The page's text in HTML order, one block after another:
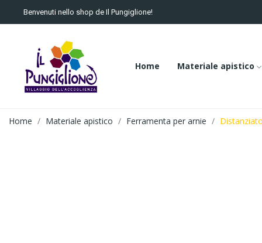
Benvenuti nello shop de Il Pungiglione!
Home Materiale apistico
Home Materiale apistico Ferramenta per arnie